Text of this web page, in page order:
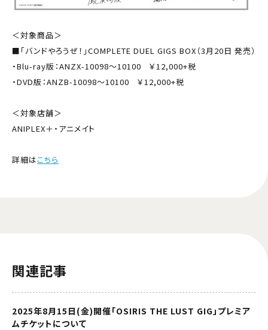
＜対象商品＞
■「バンドやろうぜ！」COMPLETE DUEL GIGS BOX（3月20日 発売）
・Blu-ray版：ANZX-10098～10100 ￥12,000+税
・DVD版：ANZB-10098～10100 ￥12,000+税
＜対象店舗＞
ANIPLEX＋・アニメイト
詳細はこちら
関連記事
2025年8月15日(金)開催「OSIRIS THE LUST GIG」プレミア
ムチケットについて